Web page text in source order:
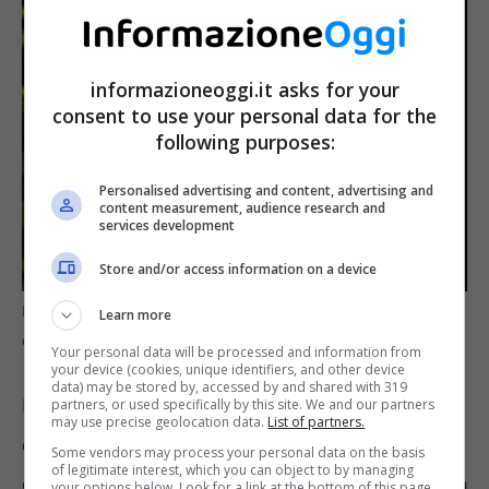
Legge 104 minorenni: cosa succede alle agevolazioni al
compimento della maggiore età? (informazioneoggi.it)
La Legge 104 accerta il possesso
dell’handicap e della disabilità, da cui
informazioneoggi.it asks for your
consent to use your personal data for the
following purposes:
Personalised advertising and content, advertising and
content measurement, audience research and
services development
Store and/or access information on a device
Learn more
Your personal data will be processed and information from
your device (cookies, unique identifiers, and other device
data) may be stored by, accessed by and shared with 319
partners, or used specifically by this site. We and our partners
may use precise geolocation data. List of partners.
Some vendors may process your personal data on the basis
of legitimate interest, which you can object to by managing